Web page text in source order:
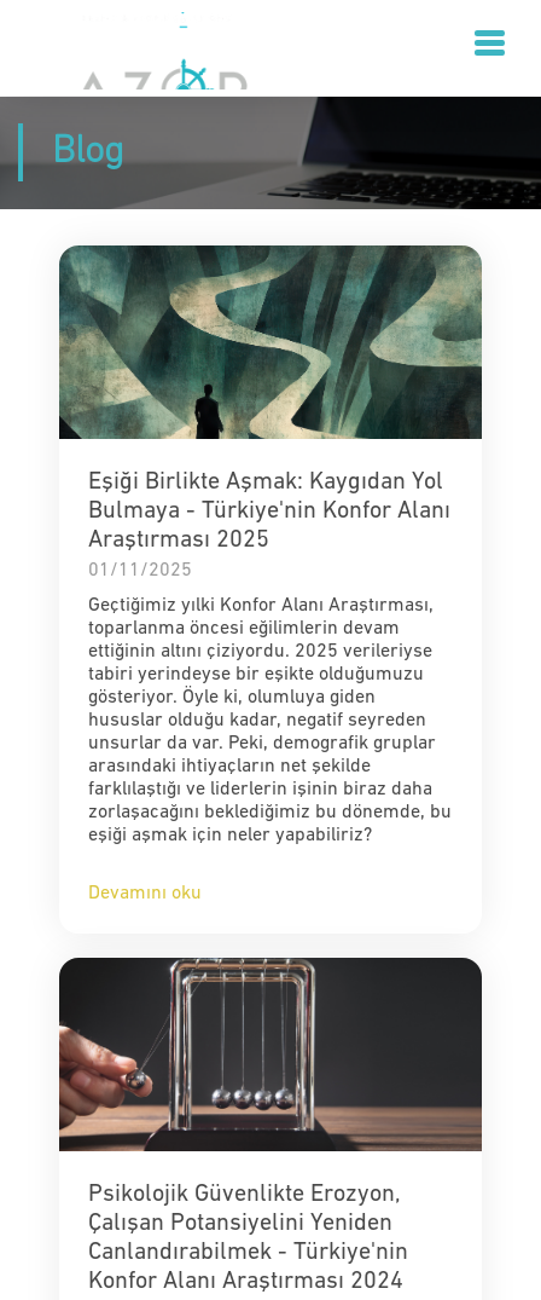
Blog
Eşiği Birlikte Aşmak: Kaygıdan Yol
Bulmaya - Türkiye'nin Konfor Alanı
Araştırması 2025
01/11/2025
Geçtiğimiz yılki Konfor Alanı Araştırması,
toparlanma öncesi eğilimlerin devam
ettiğinin altını çiziyordu. 2025 verileriyse
tabiri yerindeyse bir eşikte olduğumuzu
gösteriyor. Öyle ki, olumluya giden
hususlar olduğu kadar, negatif seyreden
unsurlar da var. Peki, demografik gruplar
arasındaki ihtiyaçların net şekilde
farklılaştığı ve liderlerin işinin biraz daha
zorlaşacağını beklediğimiz bu dönemde, bu
eşiği aşmak için neler yapabiliriz?
Devamını oku
Psikolojik Güvenlikte Erozyon,
Çalışan Potansiyelini Yeniden
Canlandırabilmek - Türkiye'nin
Konfor Alanı Araştırması 2024